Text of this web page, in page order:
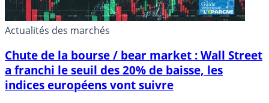
Actualités des marchés
Chute de la bourse / bear market : Wall Street
a franchi le seuil des 20% de baisse, les
indices européens vont suivre